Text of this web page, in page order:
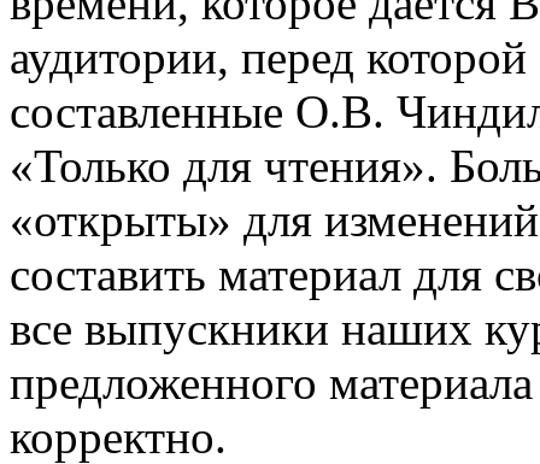
аудитории, перед
составленные О.В.
«Только для чтения».
«открыты» для
составить материал для
все выпускники наших
предложенного
корректно.